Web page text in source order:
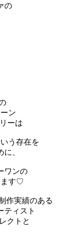
の
ン
ーは
う存在を
、
ワンの
ます♡
作実績のある
ティスト
クトと